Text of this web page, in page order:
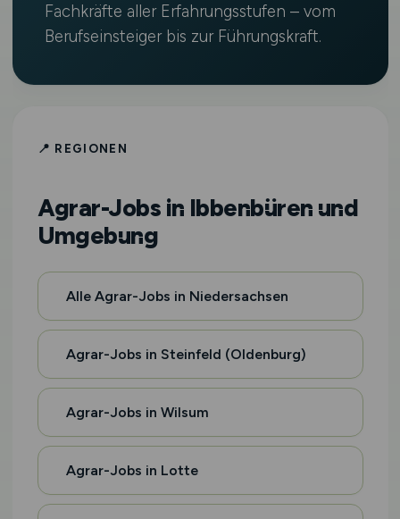
Fachkräfte aller Erfahrungsstufen – vom
Berufseinsteiger bis zur Führungskraft.
📍 REGIONEN
Agrar-Jobs in Ibbenbüren und
Umgebung
Alle Agrar-Jobs in Niedersachsen
Agrar-Jobs in Steinfeld (Oldenburg)
Agrar-Jobs in Wilsum
Agrar-Jobs in Lotte